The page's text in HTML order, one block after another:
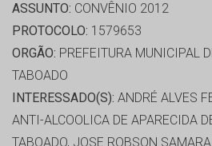
ASSUNTO: CONVÊNIO 2012
PROTOCOLO: 1579653
ORGÃO: PREFEITURA MUNICIPAL
TABOADO
INTERESSADO(S): ANDRÉ ALVES
ANTI-ALCOOLICA DE APARECIDA
TABOADO, JOSE ROBSON